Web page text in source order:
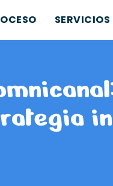
SERVICIOS